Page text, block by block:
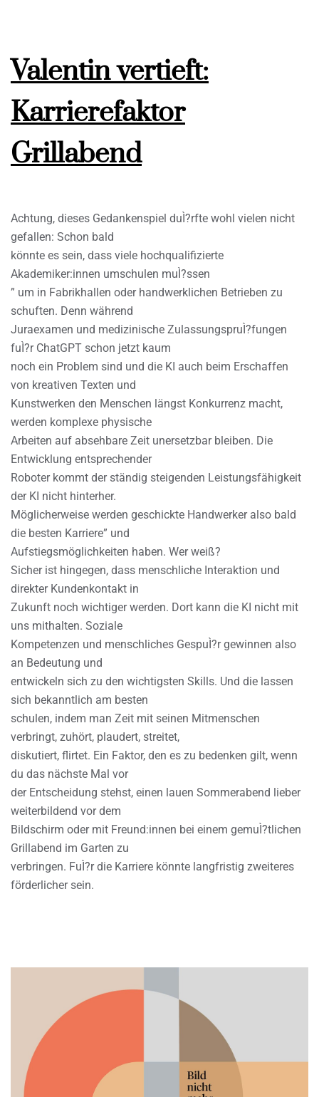
Valentin vertieft:
Karrierefaktor
Grillabend
Achtung, dieses Gedankenspiel duÌ?rfte wohl vielen nicht
gefallen: Schon bald
könnte es sein, dass viele hochqualifizierte
Akademiker:innen umschulen muÌ?ssen
” um in Fabrikhallen oder handwerklichen Betrieben zu
schuften. Denn während
Juraexamen und medizinische ZulassungspruÌ?fungen
fuÌ?r ChatGPT schon jetzt kaum
noch ein Problem sind und die KI auch beim Erschaffen
von kreativen Texten und
Kunstwerken den Menschen längst Konkurrenz macht,
werden komplexe physische
Arbeiten auf absehbare Zeit unersetzbar bleiben. Die
Entwicklung entsprechender
Roboter kommt der ständig steigenden Leistungsfähigkeit
der KI nicht hinterher.
Möglicherweise werden geschickte Handwerker also bald
die besten Karriere” und
Aufstiegsmöglichkeiten haben. Wer weiß?
Sicher ist hingegen, dass menschliche Interaktion und
direkter Kundenkontakt in
Zukunft noch wichtiger werden. Dort kann die KI nicht mit
uns mithalten. Soziale
Kompetenzen und menschliches GespuÌ?r gewinnen also
an Bedeutung und
entwickeln sich zu den wichtigsten Skills. Und die lassen
sich bekanntlich am besten
schulen, indem man Zeit mit seinen Mitmenschen
verbringt, zuhört, plaudert, streitet,
diskutiert, flirtet. Ein Faktor, den es zu bedenken gilt, wenn
du das nächste Mal vor
der Entscheidung stehst, einen lauen Sommerabend lieber
weiterbildend vor dem
Bildschirm oder mit Freund:innen bei einem gemuÌ?tlichen
Grillabend im Garten zu
verbringen. FuÌ?r die Karriere könnte langfristig zweiteres
förderlicher sein.